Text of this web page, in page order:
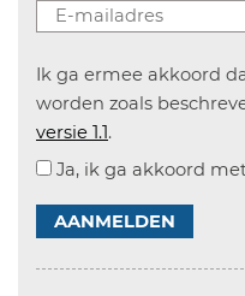
Ik ga ermee akkoord
worden zoals
versie 1.1.
Ja, ik ga akkoord
AANMELDEN